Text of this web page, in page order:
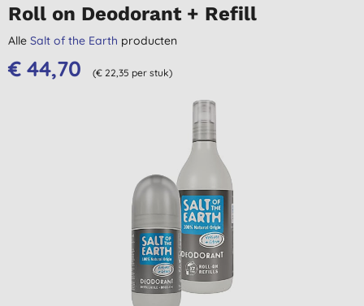
Roll on Deodorant + Refill
Alle Salt of the Earth producten
€ 44,70 (€ 22,35 per stuk)